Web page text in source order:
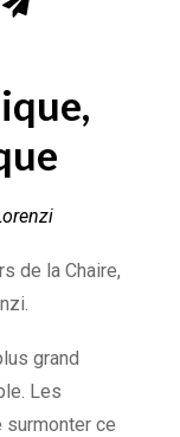
de la Chaire,
grand
Les
ce